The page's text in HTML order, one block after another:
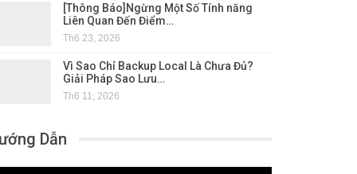
[Thông Báo]Ngừng Một Số Tính năng
Liên Quan Đến Điểm…
Th6 23, 2026
Vì Sao Chỉ Backup Local Là Chưa Đủ?
Giải Pháp Sao Lưu…
Th6 11, 2026
Dẫn